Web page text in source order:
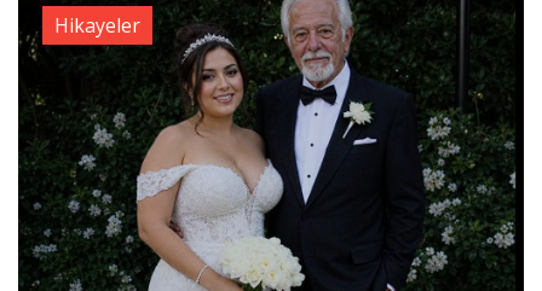
Hikayeler